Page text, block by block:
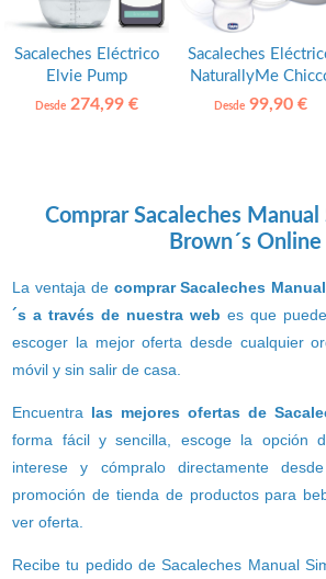
Sacaleches Eléctrico
Elvie Pump
Desde 274,99 €
Sacaleches
NaturallyMe
Desde 99,90 €
Comprar Sacaleches
Brown´s Online
La ventaja de comprar Sacaleches
´s a través de nuestra web es que
escoger la mejor oferta desde cualquier
móvil y sin salir de casa.
Encuentra las mejores ofertas de
forma fácil y sencilla, escoge la opción
interese y cómpralo directamente
promoción de tienda de productos para
ver oferta.
Recibe tu pedido de Sacaleches Manual